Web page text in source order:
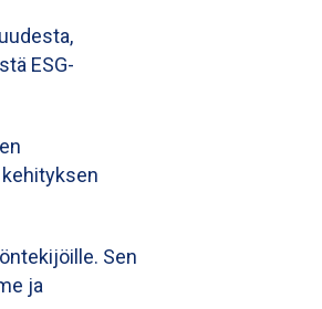
ESG-
Sen
ja